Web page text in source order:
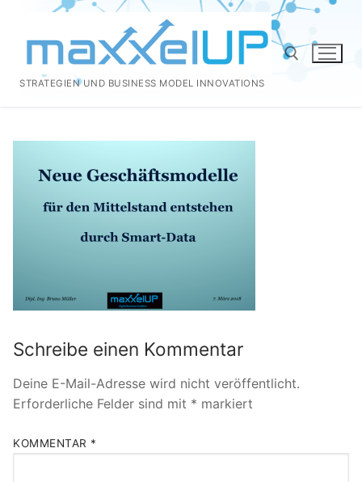
springen
STRATEGIEN UND BUSINESS MODEL INNOVATIONS
Schreibe einen Kommentar
Deine E-Mail-Adresse wird nicht veröffentlicht.
Erforderliche Felder sind mit * markiert
KOMMENTAR *